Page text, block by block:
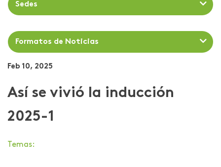
Sedes
Formatos de Noticias
Feb 10, 2025
Así se vivió la inducción
2025-1
Temas: